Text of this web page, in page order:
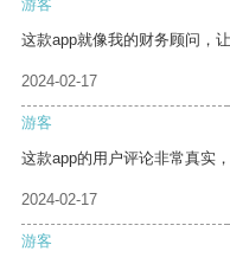
游客
这款app就像我的财务顾问，
2024-02-17
游客
这款app的用户评论非常真实
2024-02-17
游客